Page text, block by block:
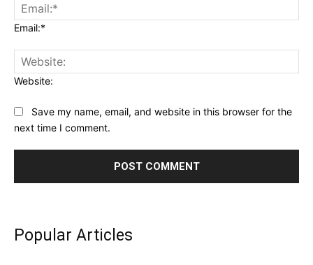
Email:*
Website:
Save my name, email, and website in this browser for the
next time I comment.
Popular Articles